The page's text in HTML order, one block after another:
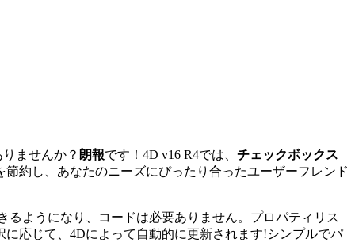
ませんか？ 朗報です！4D v16 R4では、 チェックボックス
約し、あなたのニーズにぴったり合ったユーザーフレンド
るようになり、コードは必要ありません。プロパティリス
応じて、4Dによって自動的に更新されます!シンプルでパ